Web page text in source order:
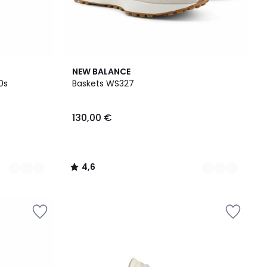
NEW BALANCE
Baskets WS327
130,00 €
4,6
/ 5
3
Couleurs
4,6
/